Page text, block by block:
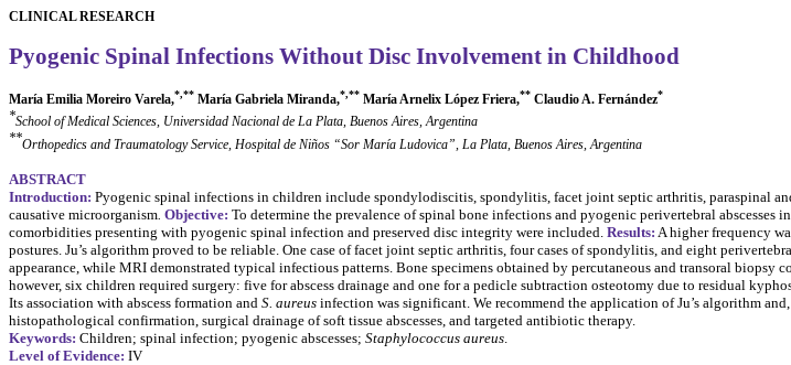
CLINICAL RESEARCH
Pyogenic Spinal Infections Without Disc Involvement in Childhood
María Emilia Moreiro Varela,*,** María Gabriela Miranda,*,** María Arnelix López Friera,** Claudio A. Fernández*
*School of Medical Sciences, Universidad Nacional de La Plata, Buenos Aires, Argentina
**Orthopedics and Traumatology Service, Hospital de Niños “Sor María Ludovica”, La Plata, Buenos Aires, Argentina
ABSTRACT
Introduction: Pyogenic spinal infections in children include spondylodiscitis, spondylitis, facet joint septic arthritis, paraspinal
causative microorganism Objective: To determine the prevalence of spinal bone infections and pyogenic perivertebral abscesses
comorbidities presenting with pyogenic spinal infection and preserved disc integrity were included. Results: A higher frequency
postures. Ju’s algorithm proved to be reliable. One case of facet joint septic arthritis, four cases of spondylitis, and eight
appearance, while MRI demonstrated typical infectious patterns. Bone specimens obtained by percutaneous and transoral biopsy
however, six children required surgery: five for abscess drainage and one for a pedicle subtraction osteotomy due to residual
Its association with abscess formation and S. aureus infection was significant. We recommend the application of Ju’s algorithm
histopathological confirmation, surgical drainage of soft tissue abscesses, and targeted antibiotic therapy.
Keywords: Children; spinal infection; pyogenic abscesses; Staphylococcus aureus
Level of Evidence: IV